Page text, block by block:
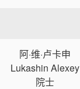
阿·维·卢卡申
Lukashin Alexey
院士